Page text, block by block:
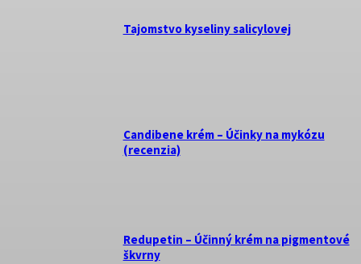
Tajomstvo kyseliny salicylovej
Candibene krém – Účinky na mykózu
(recenzia)
Redupetin – Účinný krém na pigmentové
škvrny